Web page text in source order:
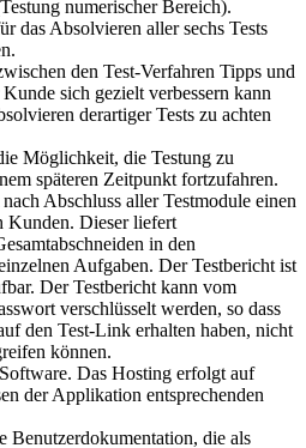
numerischer Bereich).
das Absolvieren aller sechs Tests
den Test-Verfahren Tipps und
sich gezielt verbessern kann
derartiger Tests zu achten
Möglichkeit, die Testung zu
späteren Zeitpunkt fortzufahren.
Abschluss aller Testmodule einen
Kunden. Dieser liefert
in den
Aufgaben. Der Testbericht ist
Der Testbericht kann vom
verschlüsselt werden, so dass
den Test-Link erhalten haben, nicht
können.
Das Hosting erfolgt auf
der Applikation entsprechenden
Benutzerdokumentation, die als